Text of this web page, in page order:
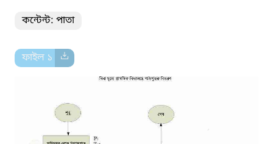
কন্টেন্ট: পাতা
ফাইল ১